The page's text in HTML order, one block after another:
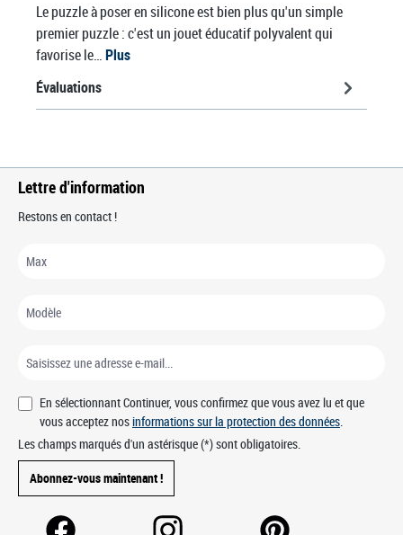
Le puzzle à poser en silicone est bien plus qu'un simple
premier puzzle : c'est un jouet éducatif polyvalent qui
favorise le…Plus
Évaluations
Lettre d'information
Restons en contact !
En sélectionnant Continuer, vous confirmez que vous avez lu et que
vous acceptez nosinformations sur la protection des données.
Les champs marqués d'un astérisque (*) sont obligatoires.
Abonnez-vous maintenant !